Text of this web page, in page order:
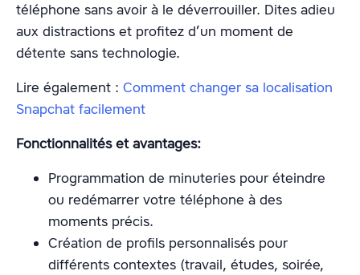
téléphone sans avoir à le déverrouiller. Dites adieu
aux distractions et profitez d’un moment de
détente sans technologie.
Lire également : Comment changer sa localisation
Snapchat facilement
Fonctionnalités et avantages:
Programmation de minuteries pour éteindre
ou redémarrer votre téléphone à des
moments précis.
Création de profils personnalisés pour
différents contextes (travail, études, soirée,